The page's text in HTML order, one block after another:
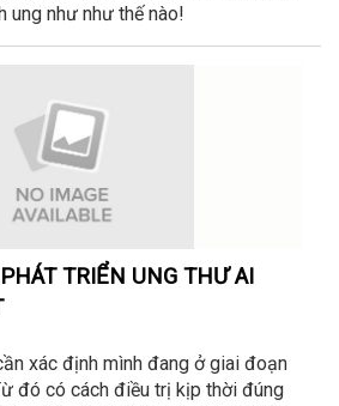
ung như như thế nào!
TRIỂN UNG THƯ AI
xác định mình đang ở giai đoạn
đó có cách điều trị kịp thời đúng